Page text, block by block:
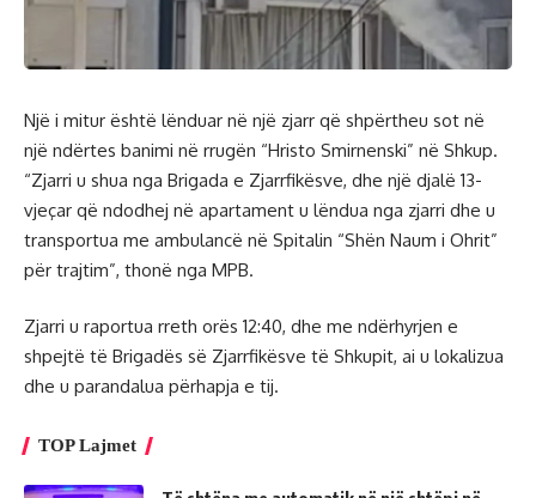
Një i mitur është lënduar në një zjarr që shpërtheu sot në
një ndërtes banimi në rrugën “Hristo Smirnenski” në Shkup.
“Zjarri u shua nga Brigada e Zjarrfikësve, dhe një djalë 13-
vjeçar që ndodhej në apartament u lëndua nga zjarri dhe u
transportua me ambulancë në Spitalin “Shën Naum i Ohrit”
për trajtim”, thonë nga MPB.
Zjarri u raportua rreth orës 12:40, dhe me ndërhyrjen e
shpejtë të Brigadës së Zjarrfikësve të Shkupit, ai u lokalizua
dhe u parandalua përhapja e tij.
TOP Lajmet